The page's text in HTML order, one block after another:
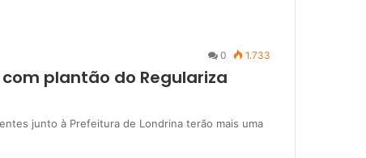
0 1.733
plantão do Regulariza
junto à Prefeitura de Londrina terão mais uma